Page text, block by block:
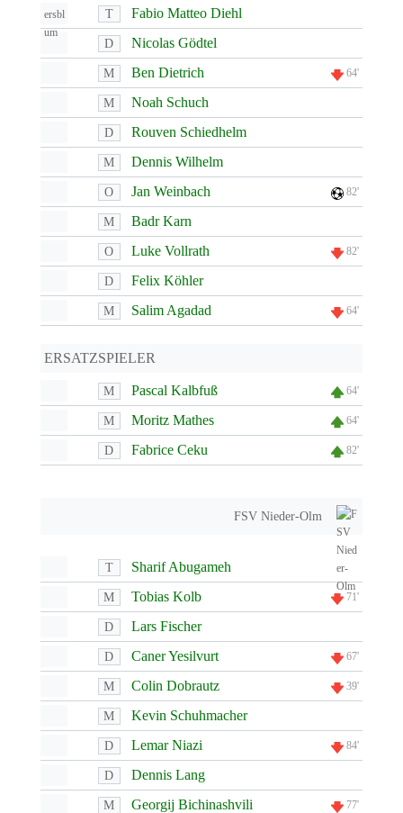
T Fabio Matteo Diehl
D Nicolas Gödtel
M Ben Dietrich 64'
M Noah Schuch
D Rouven Schiedhelm
M Dennis Wilhelm
O Jan Weinbach 82'
M Badr Karn
O Luke Vollrath 82'
D Felix Köhler
M Salim Agadad 64'
ERSATZSPIELER
M Pascal Kalbfuß 64'
M Moritz Mathes 64'
D Fabrice Ceku 82'
FSV Nieder-Olm
T Sharif Abugameh
M Tobias Kolb 71'
D Lars Fischer
D Caner Yesilvurt 67'
M Colin Dobrautz 39'
M Kevin Schuhmacher
D Lemar Niazi 84'
D Dennis Lang
M Georgij Bichinashvili 77'